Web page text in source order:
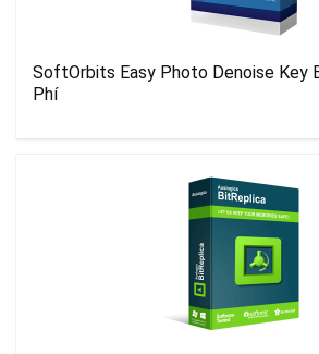
SoftOrbits Easy Photo Denoise Key
Phí